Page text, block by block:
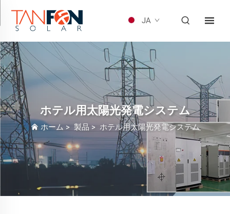
JA
ホテル用太陽光発電システム
ホーム > 製品 > ホテル用太陽光発電システム